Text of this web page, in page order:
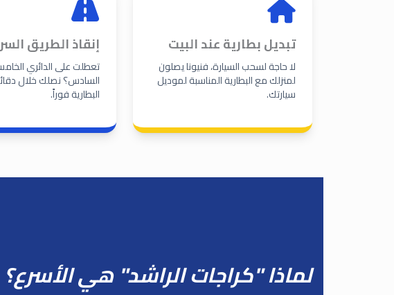
تبديل بطارية عند البيت
لا حاجة لسحب السيارة، فنيونا يصلون
لمنزلك مع البطارية المناسبة لموديل
سيارتك.
إنقاذ الطريق
تعطلت على الدائري
السادس؟ نصلك خلال
البطارية فوراً.
لماذا "كراجات الراشد" هي الأسرع؟